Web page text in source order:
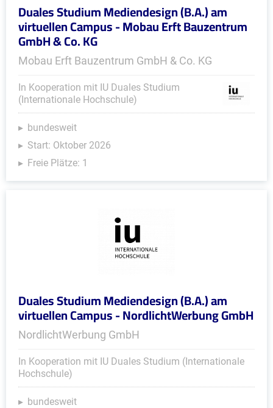
Duales Studium Mediendesign (B.A.) am
virtuellen Campus - Mobau Erft Bauzentrum
GmbH & Co. KG
Mobau Erft Bauzentrum GmbH & Co. KG
In Kooperation mit IU Duales Studium
(Internationale Hochschule)
bundesweit
Start: Oktober 2026
Freie Plätze: 1
Duales Studium Mediendesign (B.A.) am
virtuellen Campus - NordlichtWerbung GmbH
NordlichtWerbung GmbH
In Kooperation mit IU Duales Studium (Internationale
Hochschule)
bundesweit